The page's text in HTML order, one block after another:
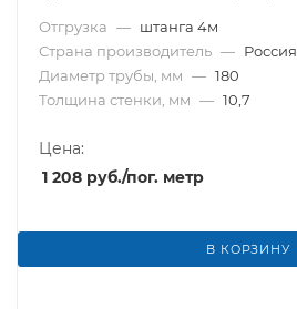
Отгрузка — штанга 4м
Страна производитель — Россия
Диаметр трубы, мм — 180
Толщина стенки, мм — 10,7
Цена:
1 208 руб./пог. метр
В КОРЗИНУ